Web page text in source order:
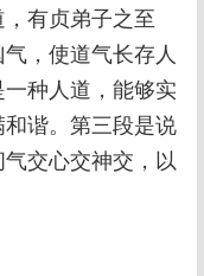
有贞弟子之至
，使道气长存人
种人道，能够实
谐。第三段是说
交心交神交，以